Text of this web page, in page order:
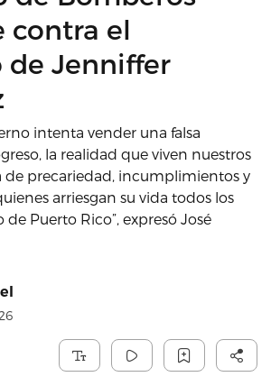
contra el
de Jenniffer
intenta vender una falsa
la realidad que viven nuestros
de precariedad, incumplimientos y
arriesgan su vida todos los
Puerto Rico”, expresó José